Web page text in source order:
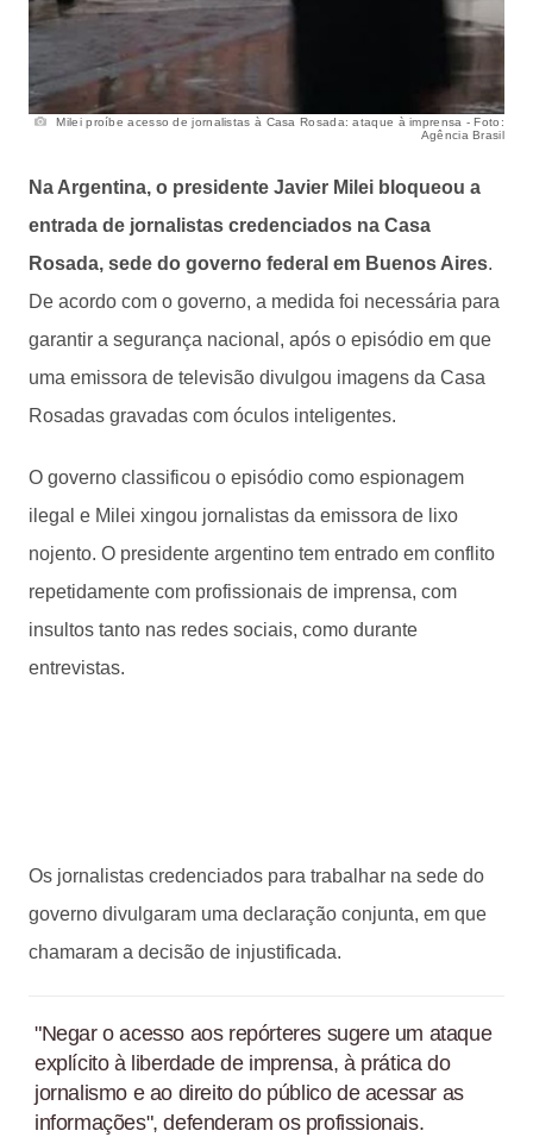
Milei proíbe acesso de jornalistas à Casa Rosada: ataque à imprensa - Foto:
Agência Brasil
Na Argentina, o presidente Javier Milei bloqueou a
entrada de jornalistas credenciados na Casa
Rosada, sede do governo federal em Buenos Aires.
De acordo com o governo, a medida foi necessária para
garantir a segurança nacional, após o episódio em que
uma emissora de televisão divulgou imagens da Casa
Rosadas gravadas com óculos inteligentes.
O governo classificou o episódio como espionagem
ilegal e Milei xingou jornalistas da emissora de lixo
nojento. O presidente argentino tem entrado em conflito
repetidamente com profissionais de imprensa, com
insultos tanto nas redes sociais, como durante
entrevistas.
Os jornalistas credenciados para trabalhar na sede do
governo divulgaram uma declaração conjunta, em que
chamaram a decisão de injustificada.
"Negar o acesso aos repórteres sugere um ataque
explícito à liberdade de imprensa, à prática do
jornalismo e ao direito do público de acessar as
informações", defenderam os profissionais.